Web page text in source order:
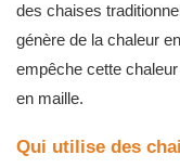
des chaises
génère de la chaleur
empêche cette
en maille.
Qui utilise des